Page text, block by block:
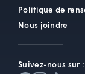
Politique de
Nous joindre
Suivez-nous sur :